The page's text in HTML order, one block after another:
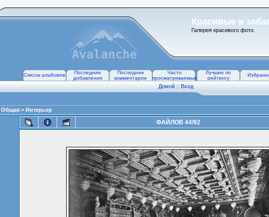
Красивые и
Галерея красивого фото.
Список альбомов
Последние
добавления
Последние
комментарии
Часто
просматриваемые
Лучшие по
рейтингу
Домой :: Вход
Общая > Интерьер
ФАЙЛОВ 44/92